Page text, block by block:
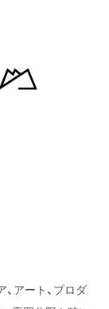
アート、プロダ